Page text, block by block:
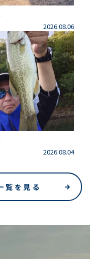
2026.08.06
2026.08.04
覧を見る